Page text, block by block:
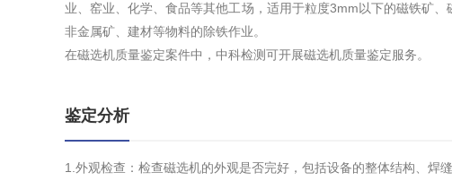
业、窑业、化学、食品等其他工场，适用于粒度3mm以下的磁铁矿
非金属矿、建材等物料的除铁作业。
在磁选机质量鉴定案件中，中科检测可开展磁选机质量鉴定服务。
鉴定分析
1.外观检查：检查磁选机的外观是否完好，包括设备的整体结构、焊